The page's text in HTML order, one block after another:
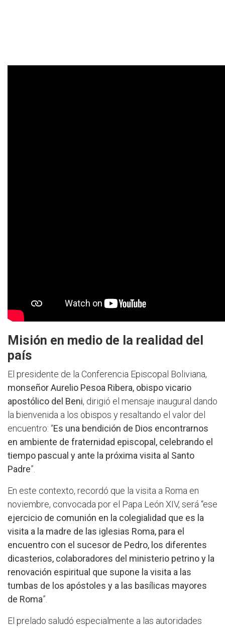
Misión en medio de la realidad del
país
El presidente de la Conferencia Episcopal Boliviana,
monseñor Aurelio Pesoa Ribera, obispo vicario
apostólico del Beni, dirigió el mensaje inaugural dando
la bienvenida a los obispos y resaltando el valor del
encuentro: “Es una bendición de Dios encontrarnos
en ambiente de fraternidad episcopal, celebrando el
tiempo pascual y ante la próxima visita al Santo
Padre”.
En este contexto, recordó que la visita a Roma en
noviembre, convocada por el Papa León XIV, será “ese
ejercicio de comunión en la colegialidad que es la
visita a la madre de las iglesias Roma, para el
encuentro con el sucesor de Pedro, los diferentes
dicasterios, colaboradores del ministerio petrino y la
renovación espiritual que supone la visita a las
tumbas de los apóstoles y a las basílicas mayores
de Roma”.
El prelado saludó especialmente a las autoridades